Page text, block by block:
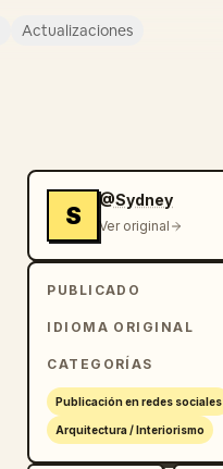
Actualizaciones
S
@Sydney
Ver original
PUBLICADO
IDIOMA ORIGINAL
CATEGORÍAS
Publicación en redes sociales
Arquitectura / Interiorismo